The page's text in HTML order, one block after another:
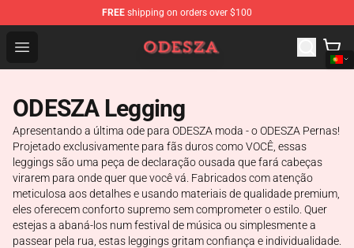
FREE shipping on orders over $100
Open menu
ODESZA Shop - Official ODESZA Merchandise Store
ODESZA Legging
Apresentando a última ode para ODESZA moda - o ODESZA Pernas!
Projetado exclusivamente para fãs duros como VOCÊ, essas
leggings são uma peça de declaração ousada que fará cabeças
virarem para onde quer que você vá. Fabricados com atenção
meticulosa aos detalhes e usando materiais de qualidade premium,
eles oferecem conforto supremo sem comprometer o estilo. Quer
estejas a abaná-los num festival de música ou simplesmente a
passear pela rua, estas leggings gritam confiança e individualidade.